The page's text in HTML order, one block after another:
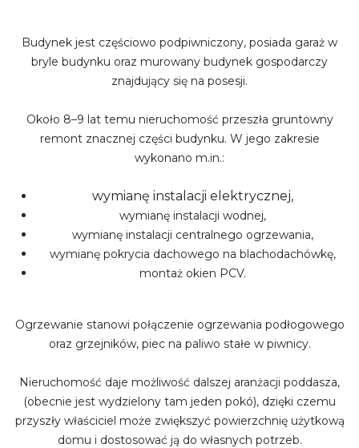
Budynek jest częściowo podpiwniczony, posiada garaż w
bryle budynku oraz murowany budynek gospodarczy
znajdujący się na posesji.
Około 8–9 lat temu nieruchomość przeszła gruntowny
remont znacznej części budynku. W jego zakresie
wykonano m.in.:
wymianę instalacji elektrycznej,
wymianę instalacji wodnej,
wymianę instalacji centralnego ogrzewania,
wymianę pokrycia dachowego na blachodachówkę,
montaż okien PCV.
Ogrzewanie stanowi połączenie ogrzewania podłogowego
oraz grzejników, piec na paliwo stałe w piwnicy.
Nieruchomość daje możliwość dalszej aranżacji poddasza,
(obecnie jest wydzielony tam jeden pokó), dzięki czemu
przyszły właściciel może zwiększyć powierzchnię użytkową
domu i dostosować ją do własnych potrzeb.